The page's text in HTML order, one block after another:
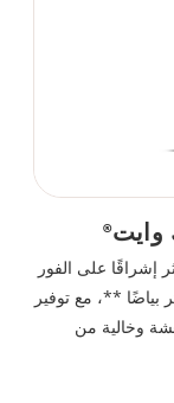
وايت®
إشراقًا على الفور
بياضًا **، مع توفير
وخالية من